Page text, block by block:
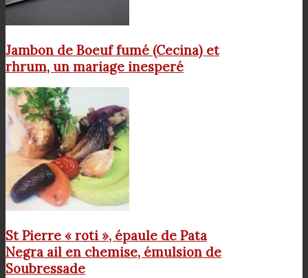
Jambon de Boeuf fumé (Cecina) et
rhrum, un mariage inesperé
St Pierre « roti », épaule de Pata
Negra ail en chemise, émulsion de
Soubressade